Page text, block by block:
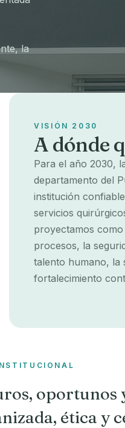
la
VISIÓN 2030
A dónde
Para el año 2030,
departamento del
institución
servicios
proyectamos
procesos, la
talento humano, la
fortalecimiento
oportunos
ética y